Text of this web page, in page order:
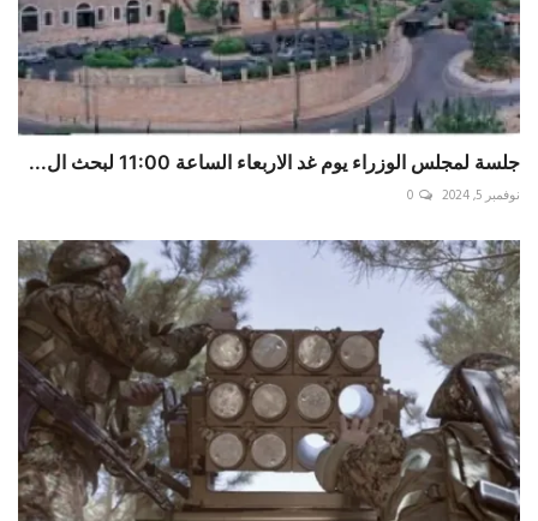
جلسة لمجلس الوزراء يوم غد الاربعاء الساعة 11:00 لبحث ال...
نوفمبر 5, 2024 0